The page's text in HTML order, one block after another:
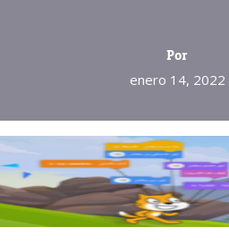
Por
enero 14, 2022